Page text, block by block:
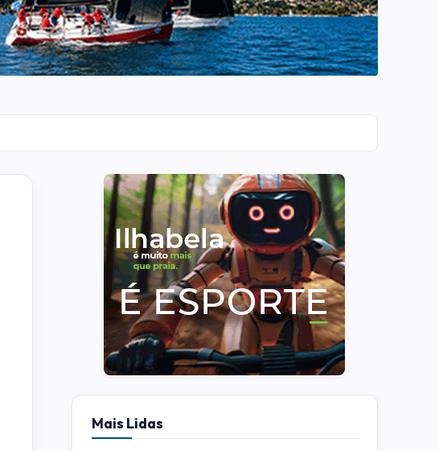
Mais Lidas